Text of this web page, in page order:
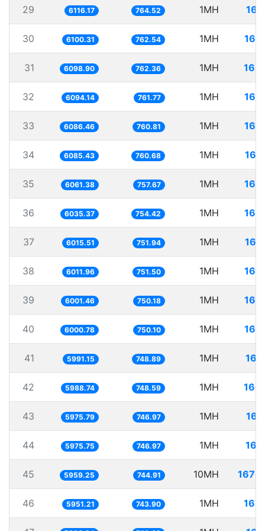
29 6116.17 764.52 1MH
30 6100.31 762.54 1MH
31 6098.90 762.36 1MH
32 6094.14 761.77 1MH
33 6086.46 760.81 1MH
34 6085.43 760.68 1MH
35 6061.38 757.67 1MH
36 6035.37 754.42 1MH
37 6015.51 751.94 1MH
38 6011.96 751.50 1MH
39 6001.46 750.18 1MH
40 6000.78 750.10 1MH
41 5991.15 748.89 1MH
42 5988.74 748.59 1MH
43 5975.79 746.97 1MH
44 5975.75 746.97 1MH
45 5959.25 744.91 10MH
46 5951.21 743.90 1MH